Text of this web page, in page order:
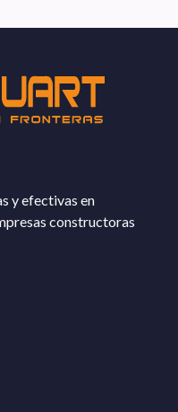
y efectivas en
constructoras